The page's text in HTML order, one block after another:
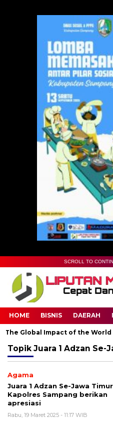
SCROLL TO
HOME BISNIS DAERAH
Global Impact of the World
Topik Juara 1 Adzan Se-
Agama
Juara 1 Adzan Se-Jawa
Kapolres Sampang berikan
apresiasi
Rabu, 19 Maret 2025 - 11:17 WIB